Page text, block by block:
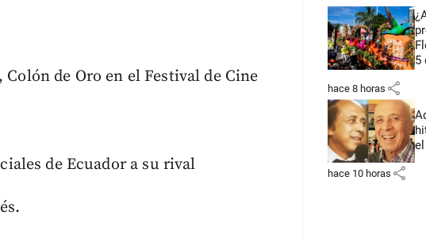
de Oro en el Festival de Cine
de Ecuador a su rival
5
hace 8 horas share
hace 10 horas share